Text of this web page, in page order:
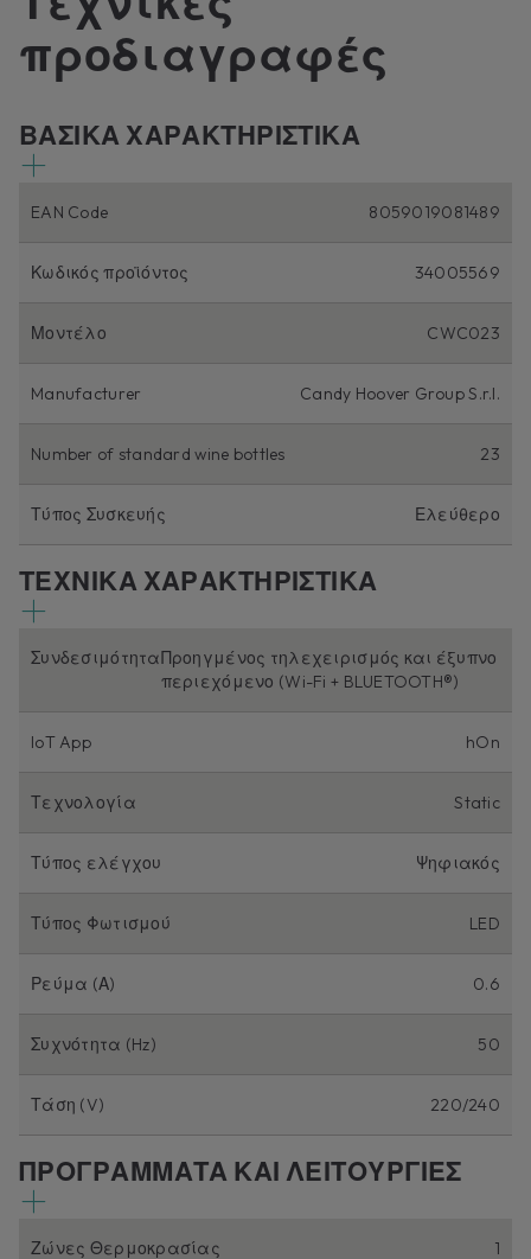
προδιαγραφές
ΒΑΣΙΚΑ ΧΑΡΑΚΤΗΡΙΣΤΙΚΑ
EAN Code 8059019081489
Κωδικός προϊόντος 34005569
Μοντέλο CWC023
Manufacturer Candy Hoover Group S.r.l.
Number of standard wine bottles 23
Τύπος Συσκευής Ελεύθερο
ΤΕΧΝΙΚΑ ΧΑΡΑΚΤΗΡΙΣΤΙΚΑ
ΣυνδεσιμότηταΠροηγμένος τηλεχειρισμός και έξυπνο
περιεχόμενο (Wi-Fi + BLUETOOTH®)
IoT App hOn
Τεχνολογία Static
Τύπος ελέγχου Ψηφιακός
Τύπος Φωτισμού LED
Ρεύμα (Α) 0.6
Συχνότητα (Hz) 50
Τάση (V) 220/240
ΠΡΟΓΡΑΜΜΑΤΑ ΚΑΙ ΛΕΙΤΟΥΡΓΙΕΣ
Ζώνες Θερμοκρασίας 1